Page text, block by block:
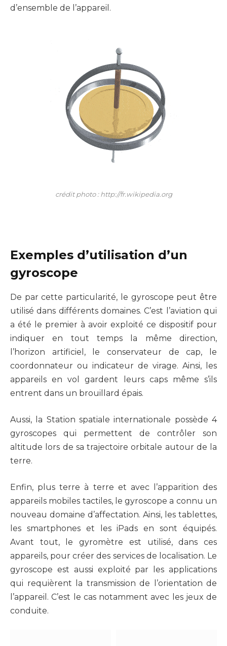
d’ensemble de l’appareil.
crédit photo : http://fr.wikipedia.org
Exemples d’utilisation d’un
gyroscope
De par cette particularité, le gyroscope peut être
utilisé dans différents domaines. C’est l’aviation qui
a été le premier à avoir exploité ce dispositif pour
indiquer en tout temps la même direction,
l’horizon artificiel, le conservateur de cap, le
coordonnateur ou indicateur de virage. Ainsi, les
appareils en vol gardent leurs caps même s’ils
entrent dans un brouillard épais.
Aussi, la Station spatiale internationale possède 4
gyroscopes qui permettent de contrôler son
altitude lors de sa trajectoire orbitale autour de la
terre.
Enfin, plus terre à terre et avec l’apparition des
appareils mobiles tactiles, le gyroscope a connu un
nouveau domaine d’affectation. Ainsi, les tablettes,
les smartphones et les iPads en sont équipés.
Avant tout, le gyromètre est utilisé, dans ces
appareils, pour créer des services de localisation. Le
gyroscope est aussi exploité par les applications
qui requièrent la transmission de l’orientation de
l’appareil. C’est le cas notamment avec les jeux de
conduite.